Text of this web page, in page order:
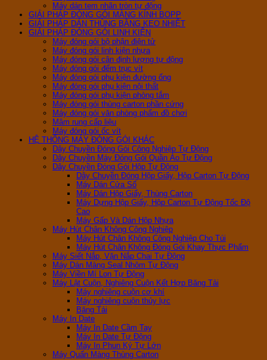
Máy dán tem nhãn tròn tự động
GIẢI PHÁP ĐÓNG GÓI MÀNG KÍNH BOPP
GIẢI PHÁP DÁN THÙNG BẰNG KEO NHIỆT
GIẢI PHÁP ĐÓNG GÓI LINH KIỆN
Máy đóng gói bộ phận điện tử
Máy đóng gói linh kiện nhựa
Máy đóng gói cân định lượng tự động
Máy đóng gói đếm trục vít
Máy đóng gói phụ kiện đường ống
Máy đóng gói phụ kiện nội thất
Máy đóng gói phụ kiện phòng tắm
Máy đóng gói thùng carton phần cứng
Máy đóng gói văn phòng phẩm đồ chơi
Mâm rung cấp liệu
Máy đóng gói ốc vít
HỆ THỐNG MÁY ĐÓNG GÓI KHÁC
Dây Chuyền Đóng Gói Công Nghiệp Tự Động
Dây Chuyền Máy Đóng Gói Quần Áo Tự Động
Dây Chuyền Đóng Gói Hộp Tự Động
Dây Chuyền Đóng Hộp Giấy, Hộp Carton Tự Động
Máy Dán Cửa Sổ
Máy Dán Hộp Giấy, Thùng Carton
Máy Dựng Hộp Giấy, Hộp Carton Tự Động Tốc Độ
Cao
Máy Gấp Và Dán Hộp Nhựa
Máy Hút Chân Không Công Nghiệp
Máy Hút Chân Không Công Nghiệp Cho Túi
Máy Hút Chân Không Đóng Gói Khay Thực Phẩm
Máy Siết Nắp, Vặn Nắp Chai Tự Động
Máy Dán Màng Seal Nhôm Tự Động
Máy Viền Mí Lon Tự Động
Máy Lật Cuộn, Nghiêng Cuộn Kết Hợp Băng Tải
Máy nghiêng cuộn cơ khí
Máy nghiêng cuộn thủy lực
Băng Tải
Máy In Date
Máy In Date Cầm Tay
Máy In Date Tự Động
Máy In Phun Ký Tự Lớn
Máy Quấn Màng Thùng Carton